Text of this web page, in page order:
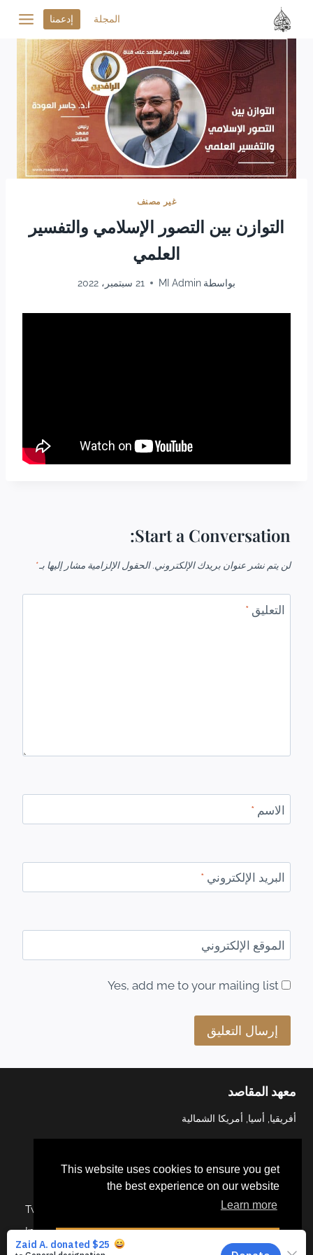
This website uses cookies to ensure you get
the best experience on our website
Learn more
المجلة إدعمنا
غير مصنف
التوازن بين التصور الإسلامي والتفسير
العلمي
بواسطة MI Admin 21 سبتمبر، 2022
Start a Conversation:
لن يتم نشر عنوان بريدك الإلكتروني. الحقول الإلزامية مشار إليها بـ*
التعليق*
الاسم*
البريد الإلكتروني*
الموقع الإلكتروني
معهد المقاصد
أفريقيا, أسيا, أمريكا الشمالية
Linkedin
Twitter
Instagram